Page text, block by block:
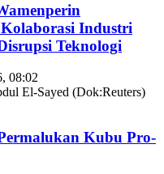
Industri
Teknologi
08:02
Kubu Pro-